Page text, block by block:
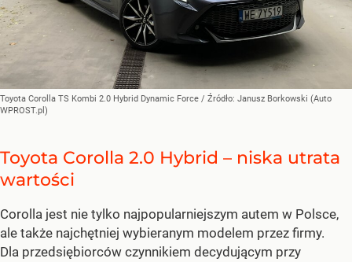
Toyota Corolla TS Kombi 2.0 Hybrid Dynamic Force / Źródło: Janusz Borkowski (Auto
WPROST.pl)
Toyota Corolla 2.0 Hybrid – niska utrata
wartości
Corolla jest nie tylko najpopularniejszym autem w Polsce,
ale także najchętniej wybieranym modelem przez firmy.
Dla przedsiębiorców czynnikiem decydującym przy